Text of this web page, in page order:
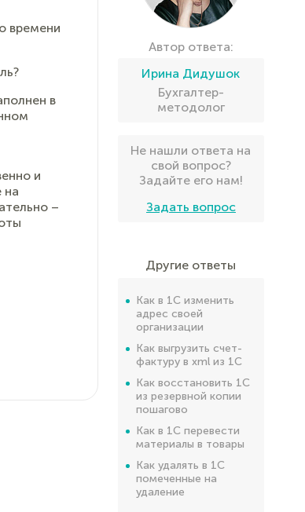
времени
в
и
на
–
Автор ответа:
Ирина Дидушок
Бухгалтер-
методолог
Не нашли ответа на
свой вопрос?
Задайте его нам!
Задать вопрос
Другие ответы
Как в 1С изменить
адрес своей
организации
Как выгрузить счет-
фактуру в xml из 1С
Как восстановить 1С
из резервной копии
пошагово
Как в 1С перевести
материалы в товары
Как удалять в 1С
помеченные на
удаление